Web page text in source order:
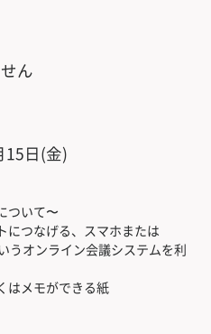
ん
15日(金)
ついて〜
につなげる、スマホまたは
うオンライン会議システムを利
はメモができる紙